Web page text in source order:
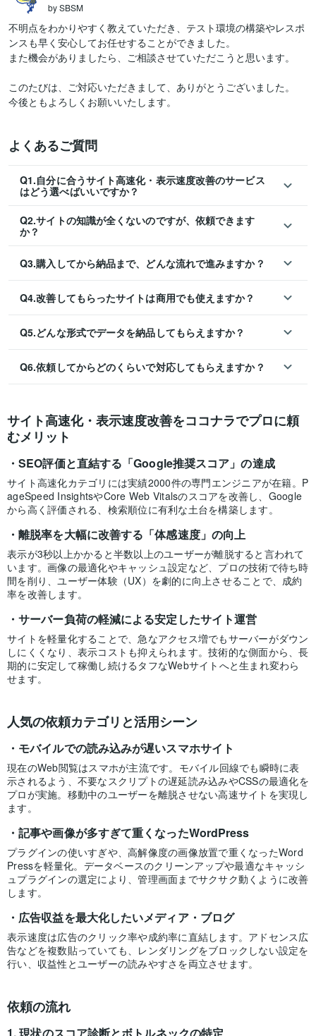
by SBSM
不明点をわかりやすく教えていただき、テスト環境の構築やレスポ
ンスも早く安心してお任せすることができました。
また機会がありましたら、ご相談させていただこうと思います。
このたびは、ご対応いただきまして、ありがとうございました。
今後ともよろしくお願いいたします。
よくあるご質問
Q1.自分に合うサイト高速化・表示速度改善のサービス
はどう選べばいいですか？
Q2.サイトの知識が全くないのですが、依頼できます
か？
Q3.購入してから納品まで、どんな流れで進みますか？
Q4.改善してもらったサイトは商用でも使えますか？
Q5.どんな形式でデータを納品してもらえますか？
Q6.依頼してからどのくらいで対応してもらえますか？
サイト高速化・表示速度改善をココナラでプロに頼
むメリット
SEO評価と直結する「Google推奨スコア」の達成
サイト高速化カテゴリには実績2000件の専門エンジニアが在籍。P
ageSpeed InsightsやCore Web Vitalsのスコアを改善し、Google
から高く評価される、検索順位に有利な土台を構築します。
離脱率を大幅に改善する「体感速度」の向上
表示が3秒以上かかると半数以上のユーザーが離脱すると言われて
います。画像の最適化やキャッシュ設定など、プロの技術で待ち時
間を削り、ユーザー体験（UX）を劇的に向上させることで、成約
率を改善します。
サーバー負荷の軽減による安定したサイト運営
サイトを軽量化することで、急なアクセス増でもサーバーがダウン
しにくくなり、表示コストも抑えられます。技術的な側面から、長
期的に安定して稼働し続けるタフなWebサイトへと生まれ変わら
せます。
人気の依頼カテゴリと活用シーン
モバイルでの読み込みが遅いスマホサイト
現在のWeb閲覧はスマホが主流です。モバイル回線でも瞬時に表
示されるよう、不要なスクリプトの遅延読み込みやCSSの最適化を
プロが実施。移動中のユーザーを離脱させない高速サイトを実現し
ます。
記事や画像が多すぎて重くなったWordPress
プラグインの使いすぎや、高解像度の画像放置で重くなったWord
Pressを軽量化。データベースのクリーンアップや最適なキャッシ
ュプラグインの選定により、管理画面までサクサク動くように改善
します。
広告収益を最大化したいメディア・ブログ
表示速度は広告のクリック率や成約率に直結します。アドセンス広
告などを複数貼っていても、レンダリングをブロックしない設定を
行い、収益性とユーザーの読みやすさを両立させます。
依頼の流れ
現状のスコア診断とボトルネックの特定